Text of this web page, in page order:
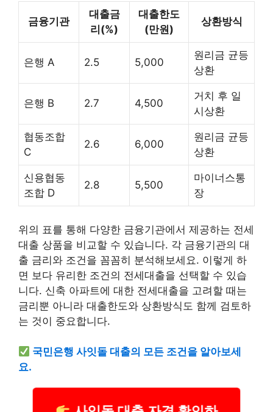
금융기관
대출금
리(%)
대출한도
(만원)
상환방식
은행 A 2.5 5,000
원리금 균등
상환
은행 B 2.7 4,500
거치 후 일
시상환
협동조합
C
2.6 6,000
원리금 균등
상환
신용협동
조합 D
2.8 5,500
마이너스통
장
위의 표를 통해 다양한 금융기관에서 제공하는 전세
대출 상품을 비교할 수 있습니다. 각 금융기관의 대
출 금리와 조건을 꼼꼼히 분석해보세요. 이렇게 하
면 보다 유리한 조건의 전세대출을 선택할 수 있습
니다. 신축 아파트에 대한 전세대출을 고려할 때는
금리뿐 아니라 대출한도와 상환방식도 함께 검토하
는 것이 중요합니다.
국민은행 사잇돌 대출의 모든 조건을 알아보세
요.